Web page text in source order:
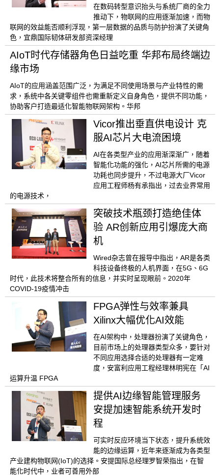
在数码转型意识抬头与系统厂商的全力
推动下，物联网的应用逐渐加速，而物
联网的效益能否顺利浮现，第一层数据的品质与防护扮演了关键角
色，宜鼎国际韧体研发部资深经理
AIoT时代存储器角色日益吃重 华邦布局终端边
缘市场
AIoT的应用涵盖范围广泛，为满足不同使用场景与产业特性的需
求，系统中各关键零组件也需重新定义自身角色，提供不同功能，
协助客户打造最适化智能物联网架构。华邦
Vicor推出垂直供电设计 克
服AI芯片大电流困境
AI在各类型产业的应用渐深渐广，随着
智能化功能的强化，AI芯片所需的电源
功耗也同步提升，不过电源大厂Vicor
应用工程师杨有承指出，过去业界常用
的电源技术，
突破技术瓶颈打造绝佳体
验 AR创新应用引爆庞大商
机
Wired杂志曾在报导中指出，AR是各类
科技设备终极的人机界面，在5G、6G
时代，此技术将整合所有的信息，并实时呈现眼前。2020年
COVID-19疫情冲击
FPGA弹性与效率兼具
Xilinx大幅优化AI效能
在AI架构中，处理器扮演了关键角色，
目前市场上的处理器类型众多，要针对
不同应用选择合适的处理器有一定难
度，安富利应用工程经理林明宪在「AI
运算升温 FPGA
提供AI边缘智能管理服务
安提加速智能系统开发时
程
可实时反应环境当下状态，提升系统效
能的边缘运算，近年来逐渐成为各类型
产业建构物联网(IoT)的选择。安提国际总经理罗智荣指出，在智
能化时代中，业者可善用外部